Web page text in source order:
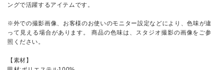
ングで活躍するアイテムです。
※外での撮影画像、お客様のお使いのモニター設定などにより、色味が違
って見える場合があります。 商品の色味は、スタジオ撮影の画像をご参
照ください。
【素材】